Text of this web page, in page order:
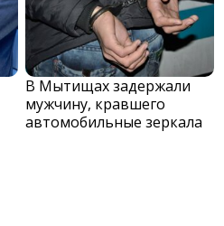
В Мытищах задержали
мужчину, кравшего
автомобильные зеркала